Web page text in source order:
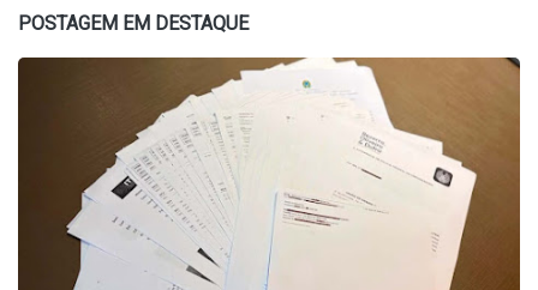
POSTAGEM EM DESTAQUE